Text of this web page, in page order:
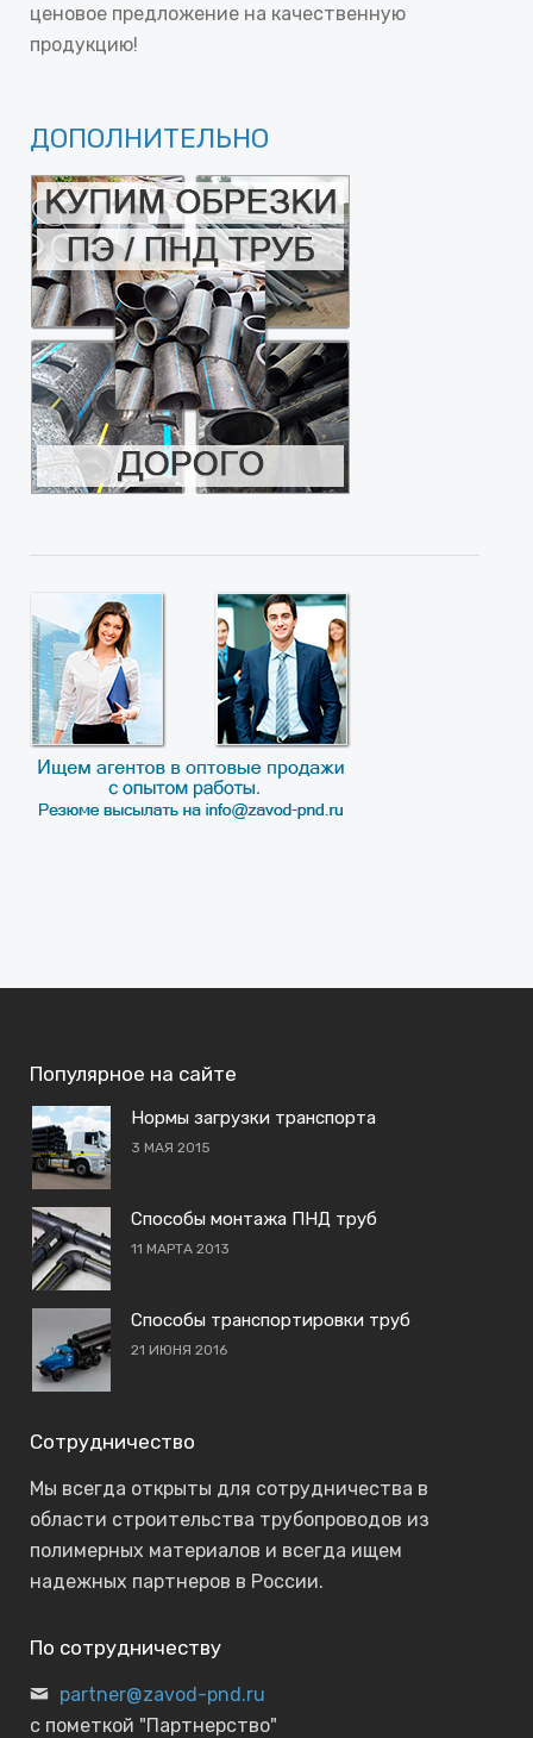
ценовое предложение на качественную
продукцию!
ДОПОЛНИТЕЛЬНО
Популярное на сайте
Нормы загрузки транспорта
3 МАЯ 2015
Способы монтажа ПНД труб
11 МАРТА 2013
Способы транспортировки труб
21 ИЮНЯ 2016
Сотрудничество
Мы всегда открыты для сотрудничества в
области строительства трубопроводов из
полимерных материалов и всегда ищем
надежных партнеров в России.
По сотрудничеству
partner@zavod-pnd.ru
с пометкой "Партнерство"